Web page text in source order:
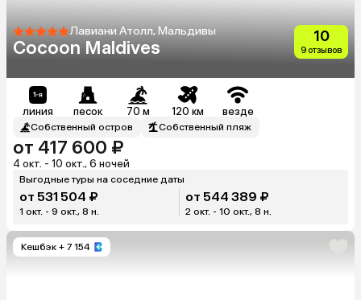
Лавиани Атолл, Мальдивы
Cocoon Maldives
10
9 отзывов
линия песок 70 м 120 км везде
Собственный остров Собственный пляж
от 417 600 ₽
4 окт. - 10 окт., 6 ночей
Выгодные туры на соседние даты
от 531 504 ₽
1 окт. - 9 окт., 8 н.
от 544 389 ₽
2 окт. - 10 окт., 8 н.
Кешбэк + 7 154